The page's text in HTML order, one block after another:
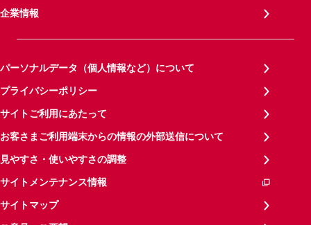
企業情報
パーソナルデータ（個人情報など）について
プライバシーポリシー
サイトご利用にあたって
お客さまご利用端末からの情報の外部送信について
見やすさ・使いやすさの調整
サイトメンテナンス情報
サイトマップ